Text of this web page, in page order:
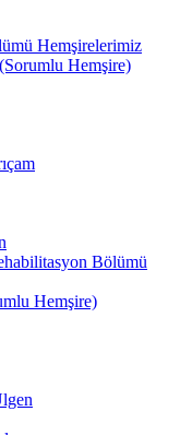
Hemşirelerimiz
Hemşire)
Bölümü
Hemşire)